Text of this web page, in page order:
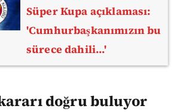
Süper Kupa açıklaması:
'Cumhurbaşkanımızın bu
sürece dahili...'
doğru buluyor